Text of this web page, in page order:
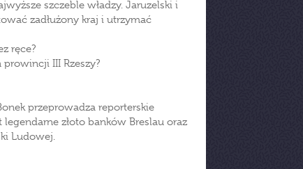
szczeble władzy. Jaruzelski i
zadłużony kraj i utrzymać
ręce?
III Rzeszy?
przeprowadza reporterskie
złoto banków Breslau oraz
Ludowej.